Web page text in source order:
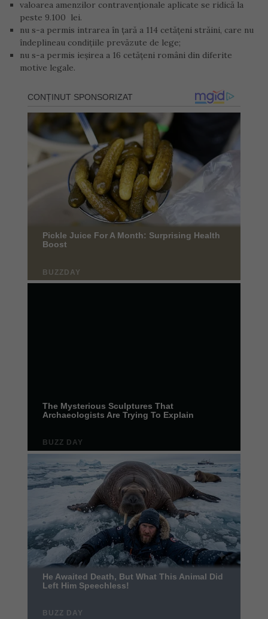
valoarea amenzilor contravenţionale aplicate se ridică la
peste 9.100 lei.
nu s-a permis intrarea în ţară a 114 cetăţeni străini, care nu
îndeplineau condiţiile prevăzute de lege;
nu s-a permis ieşirea a 16 cetăţeni români din diferite
motive legale.